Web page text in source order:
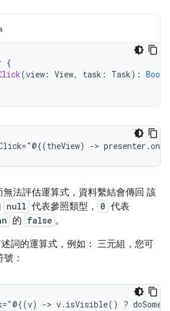
{
(view : View, task : Task):
->
無法評估運算式，資料繫結會傳回 該
null 代表參照類型， 0 代表
的 false 。
詞的運算式，例如： 三元組，您可
：
-> v.isVisible() ?